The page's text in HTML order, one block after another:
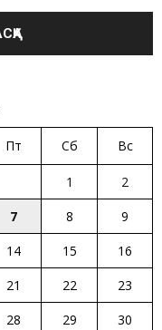
Пт Сб Вс
1
2
7 8
9
14 15
16
21 22
23
28 29
30